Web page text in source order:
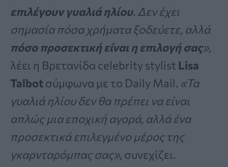
επιλέγουν γυαλιά ηλίου. Δεν έχει
σημασία πόσα χρήματα ξοδεύετε, αλλά
πόσο προσεκτική είναι η επιλογή σας»,
λέει η Βρετανίδα celebrity stylist Lisa
Talbotσύμφωνα με το Daily Mail. «Τα
γυαλιά ηλίου δεν θα πρέπει να είναι
απλώς μια εποχική αγορά, αλλά ένα
προσεκτικά επιλεγμένο μέρος της
γκαρνταρόμπας σας», συνεχίζει.